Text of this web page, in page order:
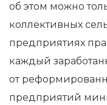
об этом можно
коллективных
предприятиях
каждый
от
предприятий